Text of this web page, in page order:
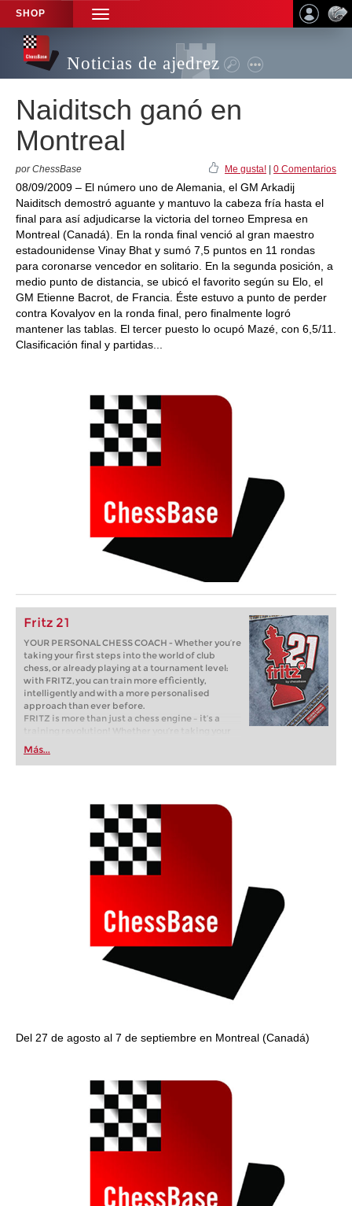
SHOP
TOGGLE
NAVIGATION
Noticias de ajedrez
Naiditsch ganó en
Montreal
por ChessBase Me gusta! 0 Comentarios
08/09/2009 – El número uno de Alemania, el GM Arkadij
Naiditsch demostró aguante y mantuvo la cabeza fría hasta el
final para así adjudicarse la victoria del torneo Empresa en
Montreal (Canadá). En la ronda final venció al gran maestro
estadounidense Vinay Bhat y sumó 7,5 puntos en 11 rondas
para coronarse vencedor en solitario. En la segunda posición, a
medio punto de distancia, se ubicó el favorito según su Elo, el
GM Etienne Bacrot, de Francia. Éste estuvo a punto de perder
contra Kovalyov en la ronda final, pero finalmente logró
mantener las tablas. El tercer puesto lo ocupó Mazé, con 6,5/11.
Clasificación final y partidas...
Fritz 21
YOUR PERSONAL CHESS COACH - Whether you’re
taking your first steps into the world of club
chess, or already playing at a tournament level:
with FRITZ, you can train more efficiently,
intelligently and with a more personalised
approach than ever before.
FRITZ is more than just a chess engine – it’s a
training revolution! Whether you’re taking your
first steps into the world of club chess, or already
playing at a tournament level: with FRITZ, you can
train more efficiently, intelligently and with a
Más...
Del 27 de agosto al 7 de septiembre en Montreal (Canadá)